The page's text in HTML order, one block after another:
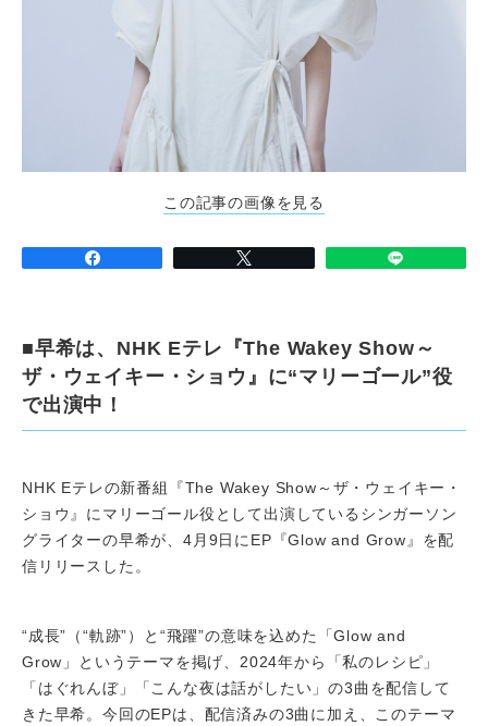
この記事の画像を見る
■早希は、NHK Eテレ『The Wakey Show～
ザ・ウェイキー・ショウ』に“マリーゴール”役
で出演中！
NHK Eテレの新番組『The Wakey Show～ザ・ウェイキー・
ショウ』にマリーゴール役として出演しているシンガーソン
グライターの早希が、4月9日にEP『Glow and Grow』を配
信リリースした。
“成長”（“軌跡”）と“飛躍”の意味を込めた「Glow and
Grow」というテーマを掲げ、2024年から「私のレシピ」
「はぐれんぼ」「こんな夜は話がしたい」の3曲を配信して
きた早希。今回のEPは、配信済みの3曲に加え、このテーマ